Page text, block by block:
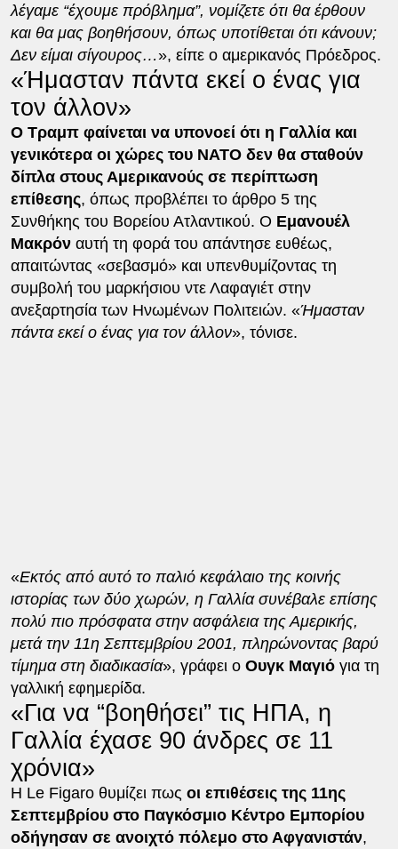
λέγαμε “έχουμε πρόβλημα”, νομίζετε ότι θα έρθουν
και θα μας βοηθήσουν, όπως υποτίθεται ότι κάνουν;
Δεν είμαι σίγουρος…», είπε ο αμερικανός Πρόεδρος.
«Ήμασταν πάντα εκεί ο ένας για
τον άλλον»
Ο Τραμπ φαίνεται να υπονοεί ότι η Γαλλία και
γενικότερα οι χώρες του ΝΑΤΟ δεν θα σταθούν
δίπλα στους Αμερικανούς σε περίπτωση
επίθεσης, όπως προβλέπει το άρθρο 5 της
Συνθήκης του Βορείου Ατλαντικού. Ο Εμανουέλ
Μακρόναυτή τη φορά του απάντησε ευθέως,
απαιτώντας «σεβασμό» και υπενθυμίζοντας τη
συμβολή του μαρκήσιου ντε Λαφαγιέτ στην
ανεξαρτησία των Ηνωμένων Πολιτειών. «Ήμασταν
πάντα εκεί ο ένας για τον άλλον», τόνισε.
«Εκτός από αυτό το παλιό κεφάλαιο της κοινής
ιστορίας των δύο χωρών, η Γαλλία συνέβαλε επίσης
πολύ πιο πρόσφατα στην ασφάλεια της Αμερικής,
μετά την 11η Σεπτεμβρίου 2001, πληρώνοντας βαρύ
τίμημα στη διαδικασία», γράφει ο Ουγκ Μαγιόγια τη
γαλλική εφημερίδα.
«Για να “βοηθήσει” τις ΗΠΑ, η
Γαλλία έχασε 90 άνδρες σε 11
χρόνια»
Η Le Figaro θυμίζει πως οι επιθέσεις της 11ης
Σεπτεμβρίου στο Παγκόσμιο Κέντρο Εμπορίου
οδήγησαν σε ανοιχτό πόλεμο στο Αφγανιστάν,